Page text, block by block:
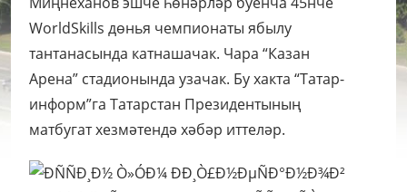
WorldSkills дөнья чемпионаты ябылу
тантанасында катнашачак. Чара “Казан
Арена” стадионында узачак. Бу хакта “Татар-
информ”га Татарстан Президентының
матбугат хезмәтендә хәбәр иттеләр.